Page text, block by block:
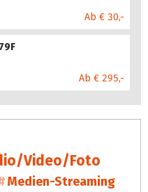
Ab € 30,-
Ab € 295,-
Video/Foto
Medien-Streaming